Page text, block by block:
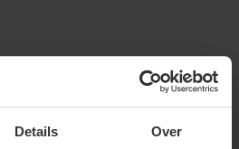
Details Over